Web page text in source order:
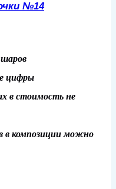
№14
цифры
в стоимость не
в композиции можно